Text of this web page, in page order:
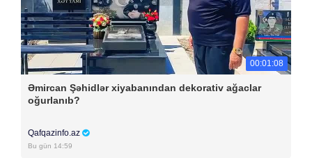
00:01:08
Əmircan Şəhidlər xiyabanından dekorativ ağaclar
oğurlanıb?
Qafqazinfo.az
Bu gün 14:59